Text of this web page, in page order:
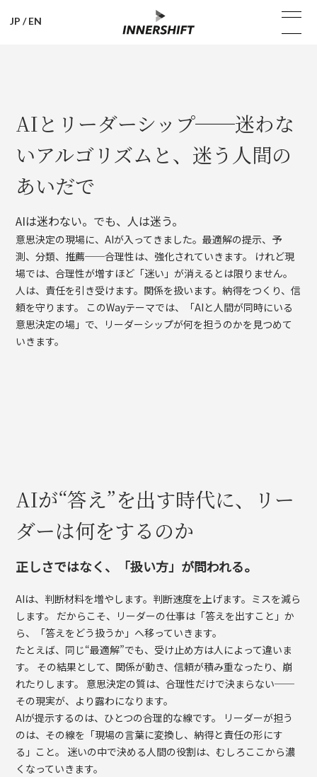
JP /EN
AIとリーダーシップ──迷わな
いアルゴリズムと、迷う人間の
あいだで
AIは迷わない。でも、人は迷う。
意思決定の現場に、AIが入ってきました。最適解の提示、予
測、分類、推薦──合理性は、強化されていきます。 けれど現
場では、合理性が増すほど「迷い」が消えるとは限りません。
人は、責任を引き受けます。関係を扱います。納得をつくり、信
頼を守ります。 このWayテーマでは、「AIと人間が同時にいる
意思決定の場」で、リーダーシップが何を担うのかを見つめて
いきます。
AIが“答え”を出す時代に、リー
ダーは何をするのか
正しさではなく、「扱い方」が問われる。
AIは、判断材料を増やします。判断速度を上げます。ミスを減ら
します。 だからこそ、リーダーの仕事は「答えを出すこと」か
ら、「答えをどう扱うか」へ移っていきます。
たとえば、同じ“最適解”でも、受け止め方は人によって違いま
す。 その結果として、関係が動き、信頼が積み重なったり、崩
れたりします。 意思決定の質は、合理性だけで決まらない──
その現実が、より露わになります。
AIが提示するのは、ひとつの合理的な線です。 リーダーが担う
のは、その線を「現場の言葉に変換し、納得と責任の形にす
る」こと。 迷いの中で決める人間の役割は、むしろここから濃
くなっていきます。